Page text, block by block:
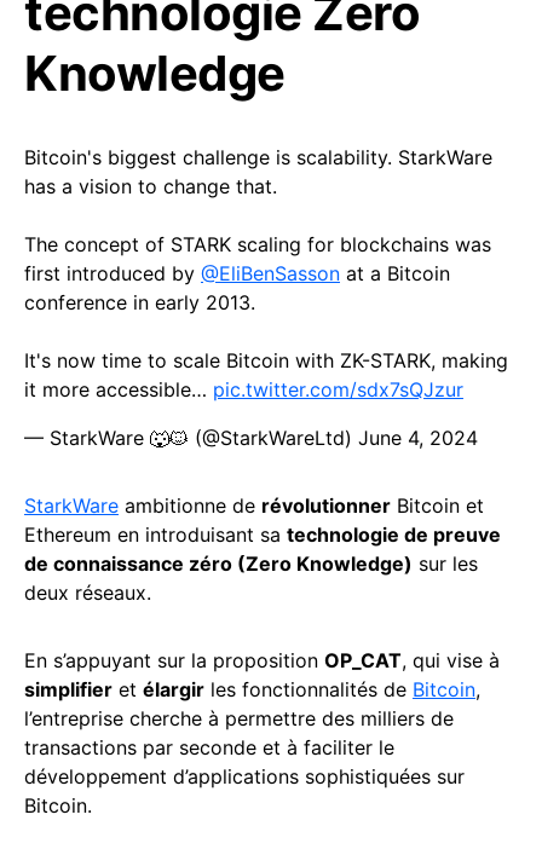
technologie Zero
Knowledge
Bitcoin's biggest challenge is scalability. StarkWare
has a vision to change that.
The concept of STARK scaling for blockchains was
first introduced by @EliBenSasson at a Bitcoin
conference in early 2013.
It's now time to scale Bitcoin with ZK-STARK, making
it more accessible… pic.twitter.com/sdx7sQJzur
— StarkWare 🐺🐱 (@StarkWareLtd) June 4, 2024
StarkWare ambitionne de révolutionner Bitcoin et
Ethereum en introduisant sa technologie de preuve
de connaissance zéro (Zero Knowledge) sur les
deux réseaux.
En s’appuyant sur la proposition OP_CAT, qui vise à
simplifier et élargir les fonctionnalités de Bitcoin,
l’entreprise cherche à permettre des milliers de
transactions par seconde et à faciliter le
développement d’applications sophistiquées sur
Bitcoin.